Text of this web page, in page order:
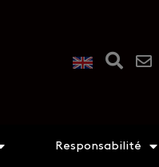
Responsabilité